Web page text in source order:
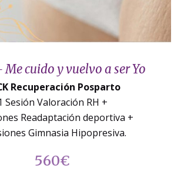
Me cuido y vuelvo a ser Yo
Recuperación Posparto
Sesión Valoración RH +
Readaptación deportiva +
Gimnasia Hipopresiva.
560€